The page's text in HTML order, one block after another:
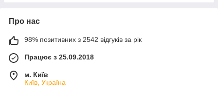
Про нас
98% позитивних з 2542 відгуків за рік
Працює з 25.09.2018
м. Київ
Київ, Україна